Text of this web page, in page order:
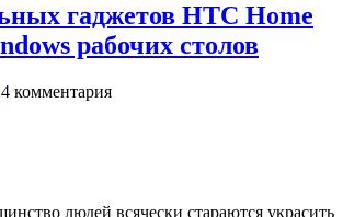
гаджетов HTC Home
рабочих столов
4 комментария
людей всячески стараются украсить